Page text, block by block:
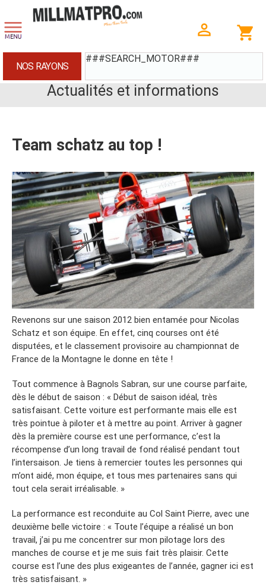
###SEARCH_MOTOR###
NOS RAYONS
Actualités et informations
Team schatz au top !
Revenons sur une saison 2012 bien entamée pour Nicolas
Schatz et son équipe. En effet, cinq courses ont été
disputées, et le classement provisoire au championnat de
France de la Montagne le donne en tête !
Tout commence à Bagnols Sabran, sur une course parfaite,
dès le début de saison : « Début de saison idéal, très
satisfaisant. Cette voiture est performante mais elle est
très pointue à piloter et à mettre au point. Arriver à gagner
dès la première course est une performance, c’est la
récompense d’un long travail de fond réalisé pendant tout
l’intersaison. Je tiens à remercier toutes les personnes qui
m’ont aidé, mon équipe, et tous mes partenaires sans qui
tout cela serait irréalisable. »
La performance est reconduite au Col Saint Pierre, avec une
deuxième belle victoire : « Toute l’équipe a réalisé un bon
travail, j’ai pu me concentrer sur mon pilotage lors des
manches de course et je me suis fait très plaisir. Cette
course est l’une des plus exigeantes de l’année, gagner ici est
très satisfaisant. »